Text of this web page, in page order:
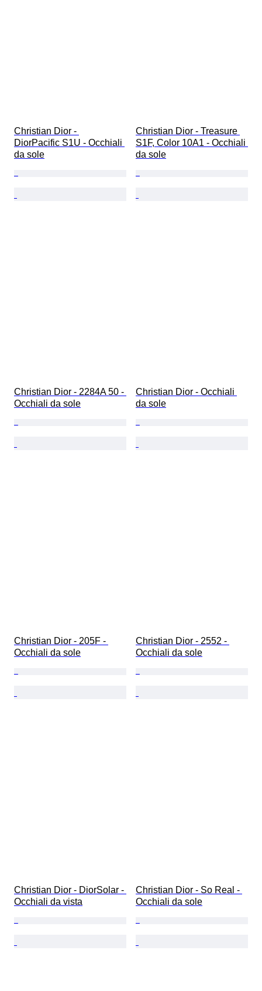
Christian Dior -
DiorPacific S1U - Occhiali
da sole
Christian Dior - Treasure
S1F, Color 10A1 - Occhiali
da sole
Christian Dior - 2284A 50 -
Occhiali da sole
Christian Dior - Occhiali
da sole
Christian Dior - 205F -
Occhiali da sole
Christian Dior - 2552 -
Occhiali da sole
Christian Dior - DiorSolar -
Occhiali da vista
Christian Dior - So Real -
Occhiali da sole